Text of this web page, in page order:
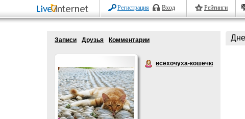
Регистрация Вход Рейтинги
Записи Друзья Комментарии
всёхочуха-кошечка